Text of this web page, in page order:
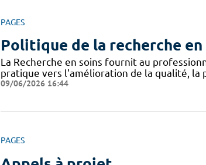
PAGES
Politique de la recherche en
La Recherche en soins fournit au
pratique vers l'amélioration de la qualité, la
09/06/2026 16:44
PAGES